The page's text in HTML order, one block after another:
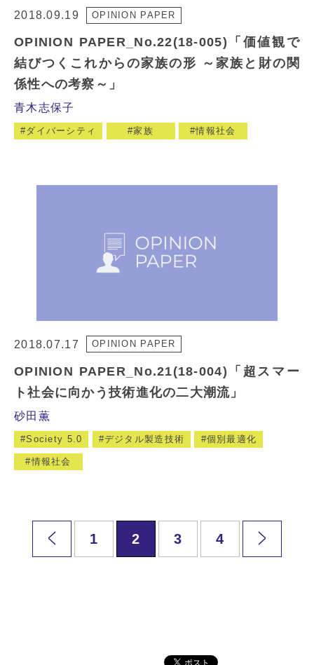
2018.09.19 OPINION PAPER
OPINION PAPER_No.22(18-005)「価値観で
結びつくこれからの家族の形 ～家族と財の関
係性への考察～」
青木志保子
ダイバーシティ 家族 情報社会
2018.07.17 OPINION PAPER
OPINION PAPER_No.21(18-004)「超スマー
ト社会に向かう技術進化の二大潮流」
砂田薫
Society 5.0 デジタル製造技術 個別最適化
情報社会
1 2 3 4